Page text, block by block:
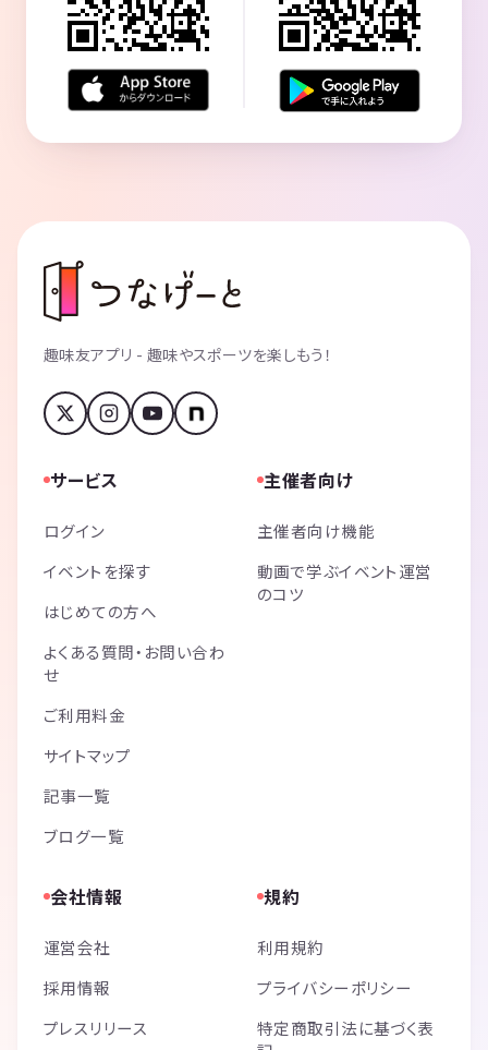
趣味友アプリ - 趣味やスポーツを楽しもう！
サービス
ログイン
イベントを探す
はじめての方へ
よくある質問・お問い合わ
せ
ご利用料金
サイトマップ
記事一覧
ブログ一覧
主催者向け
主催者向け機能
動画で学ぶイベント運営
のコツ
会社情報
運営会社
採用情報
プレスリリース
規約
利用規約
プライバシーポリシー
特定商取引法に基づく表